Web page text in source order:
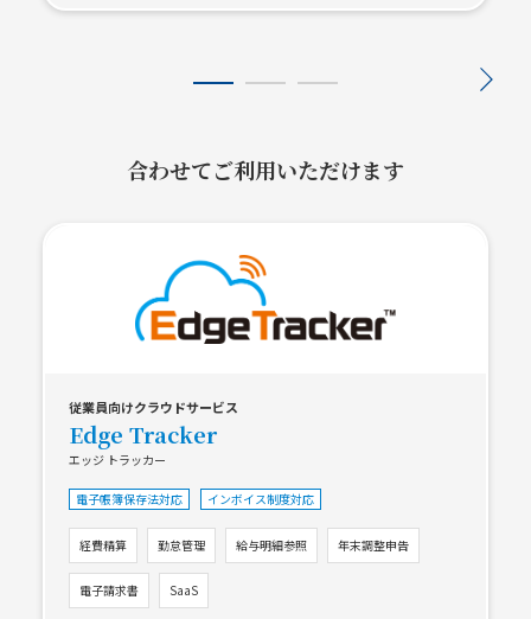
合わせてご利用いただけます
従業員向けクラウドサービス
Edge Tracker
エッジ トラッカー
電子帳簿保存法対応 インボイス制度対応
経費精算 勤怠管理 給与明細参照 年末調整申告
電子請求書 SaaS